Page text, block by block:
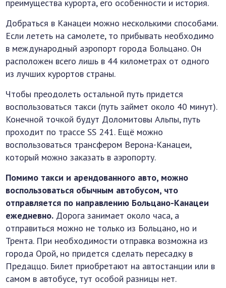
преимущества курорта, его особенности и история.
Добраться в Канацеи можно несколькими способами.
Если лететь на самолете, то прибывать необходимо
в международный аэропорт города Больцано. Он
расположен всего лишь в 44 километрах от одного
из лучших курортов страны.
Чтобы преодолеть остальной путь придется
воспользоваться такси (путь займет около 40 минут).
Конечной точкой будут Доломитовы Альпы, путь
проходит по трассе SS 241. Ещё можно
воспользоваться трансфером Верона-Канацеи,
который можно заказать в аэропорту.
Помимо такси и арендованного авто, можно
воспользоваться обычным автобусом, что
отправляется по направлению Больцано-Канацеи
ежедневно. Дорога занимает около часа, а
отправиться можно не только из Больцано, но и
Трента. При необходимости отправка возможна из
города Орой, но придется сделать пересадку в
Предаццо. Билет приобретают на автостанции или в
самом в автобусе, тут особой разницы нет.